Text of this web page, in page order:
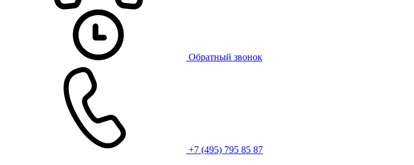
Обратный звонок
+7 (495) 795 85 87